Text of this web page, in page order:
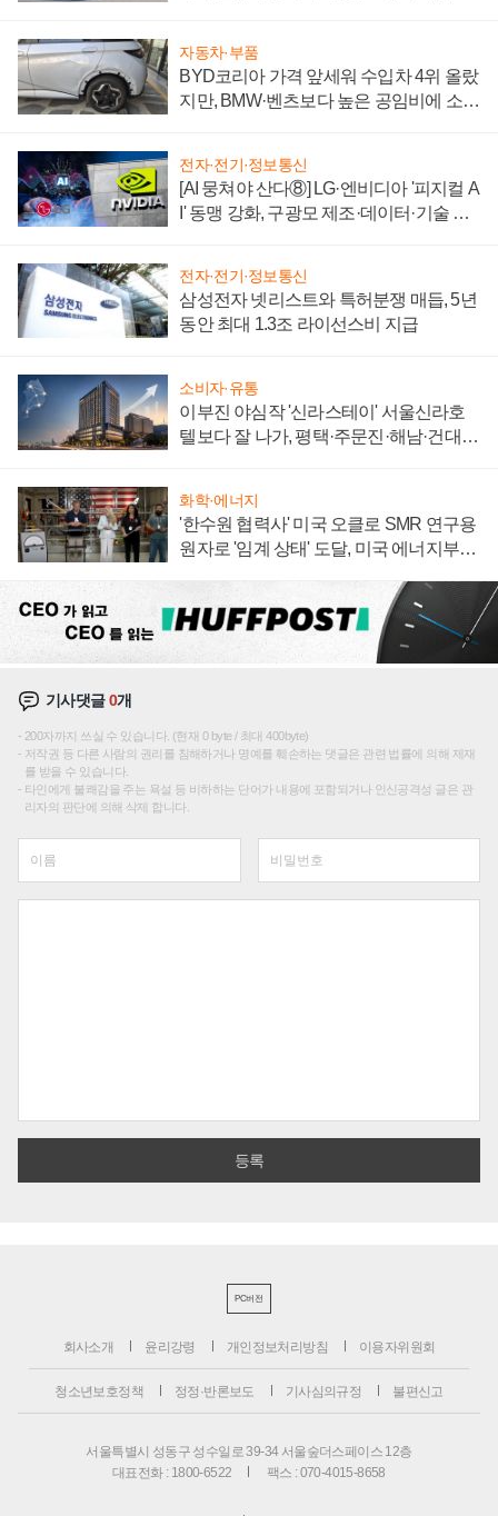
자동차·부품
BYD코리아 가격 앞세워 수입차 4위 올랐
지만, BMW·벤츠보다 높은 공임비에 소비
전자·전기·정보통신
[AI 뭉쳐야 산다⑧] LG·엔비디아 '피지컬 A
I' 동맹 강화, 구광모 제조·데이터·기술 결
전자·전기·정보통신
삼성전자 넷리스트와 특허분쟁 매듭, 5년
동안 최대 1.3조 라이선스비 지급
소비자·유통
이부진 야심작 '신라스테이' 서울신라호
텔보다 잘 나가, 평택·주문진·해남·건대로
화학·에너지
'한수원 협력사' 미국 오클로 SMR 연구용
원자로 '임계 상태' 도달, 미국 에너지부
기사댓글0개
200자까지 쓰실 수 있습니다. (현재 0 byte / 최대 400byte)
저작권 등 다른 사람의 권리를 침해하거나 명예를 훼손하는 댓글은 관련 법률에 의해 제재
를 받을 수 있습니다.
타인에게 불쾌감을 주는 욕설 등 비하하는 단어가 내용에 포함되거나 인신공격성 글은 관
리자의 판단에 의해 삭제 합니다.
PC버전
회사소개 윤리강령 개인정보처리방침 이용자위원회
청소년보호정책 정정·반론보도 기사심의규정 불편신고
서울특별시 성동구 성수일로 39-34 서울숲더스페이스 12층
대표전화 : 1800-6522
팩스 : 070-4015-8658